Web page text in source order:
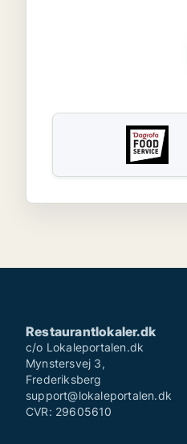
Restaurantlokaler.dk
c/o Lokaleportalen.dk
Mynstersvej 3,
Frederiksberg
support@lokaleportalen.dk
CVR: 29605610